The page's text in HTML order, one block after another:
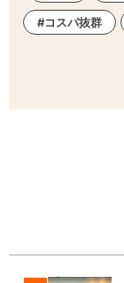
コスパ抜群